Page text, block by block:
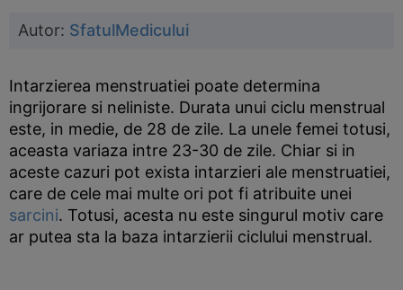
Autor: SfatulMedicului
Intarzierea menstruatiei poate determina
ingrijorare si neliniste. Durata unui ciclu menstrual
este, in medie, de 28 de zile. La unele femei totusi,
aceasta variaza intre 23-30 de zile. Chiar si in
aceste cazuri pot exista intarzieri ale menstruatiei,
care de cele mai multe ori pot fi atribuite unei
sarcini. Totusi, acesta nu este singurul motiv care
ar putea sta la baza intarzierii ciclului menstrual.